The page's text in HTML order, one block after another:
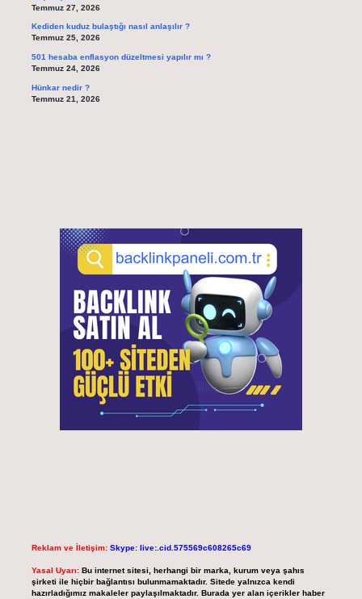
Temmuz 27, 2026
Kediden kuduz bulaştığı nasıl anlaşılır ?
Temmuz 25, 2026
501 hesaba enflasyon düzeltmesi yapılır mı ?
Temmuz 24, 2026
Hünkar nedir ?
Temmuz 21, 2026
Reklam ve İletişim: Skype: live:.cid.575569c608265c69
Yasal Uyarı: Bu internet sitesi, herhangi bir marka, kurum veya şahıs
şirketi ile hiçbir bağlantısı bulunmamaktadır. Sitede yalnızca kendi
hazırladığımız makaleler paylaşılmaktadır. Burada yer alan içerikler haber